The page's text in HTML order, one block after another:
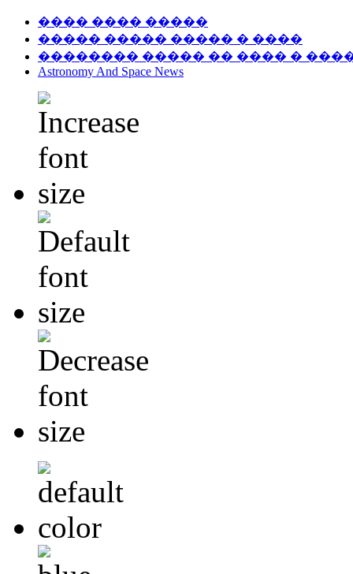
���� ���� �����
����� ����� ����� � ����
�������� ����� �� ���� �
Astronomy And Space News